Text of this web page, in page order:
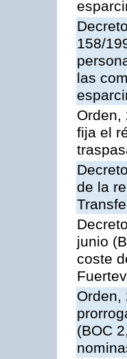
158/
las
Orden,
fija el
de la
junio
coste
Orden,
(BOC